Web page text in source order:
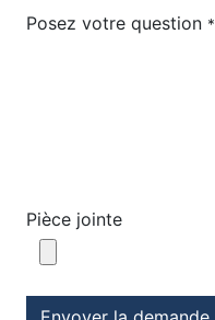
Posez votre question *
Pièce jointe